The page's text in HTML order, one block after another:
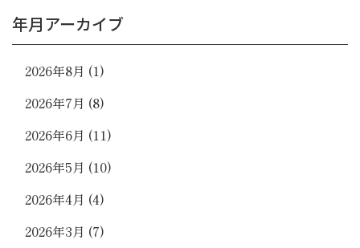
年月アーカイブ
2026年8月 (1)
2026年7月 (8)
2026年6月 (11)
2026年5月 (10)
2026年4月 (4)
2026年3月 (7)